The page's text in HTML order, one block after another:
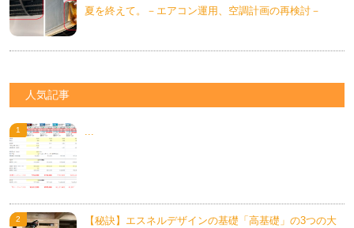
夏を終えて。－エアコン運用、空調計画の再検討－
人気記事
【秘訣】エスネルデザインの基礎「高基礎」の3つの大